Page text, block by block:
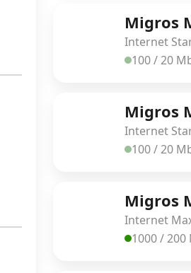
Migros
Internet
100 / 20
Migros
Internet
100 / 20
Migros
Internet
1000 /